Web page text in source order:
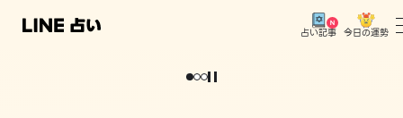
占い記事 今日の運勢
どうせなら
。